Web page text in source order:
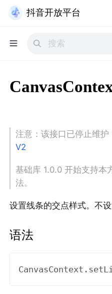
抖音开放平台
注意：该接口已停止维护
V2
基础库 1.0.0 开始支持本
法。
设置线条的交点样式。不
语法
CanvasContext . set